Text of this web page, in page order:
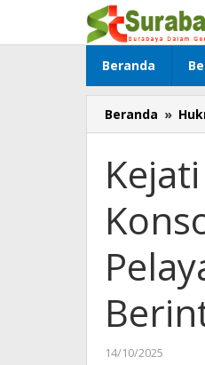
konten
Beranda
Beranda »
14/10/2025